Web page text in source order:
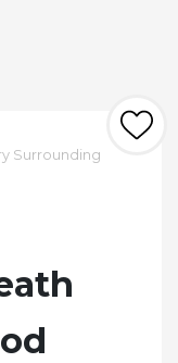
Surrounding